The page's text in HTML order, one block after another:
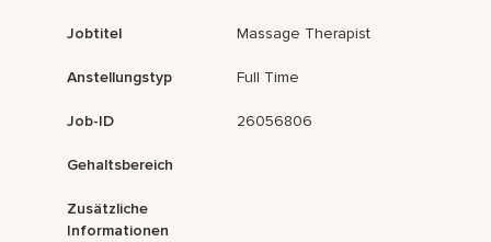
Jobtitel Massage Therapist
Anstellungstyp Full Time
Job-ID 26056806
Gehaltsbereich
Zusätzliche
Informationen